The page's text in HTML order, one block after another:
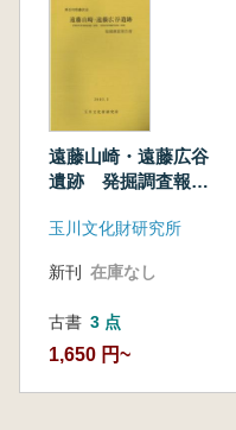
遠藤山崎・遠藤広谷
遺跡 発掘調査報告
玉川文化財研究所
新刊 在庫なし
古書 3 点
1,650 円~